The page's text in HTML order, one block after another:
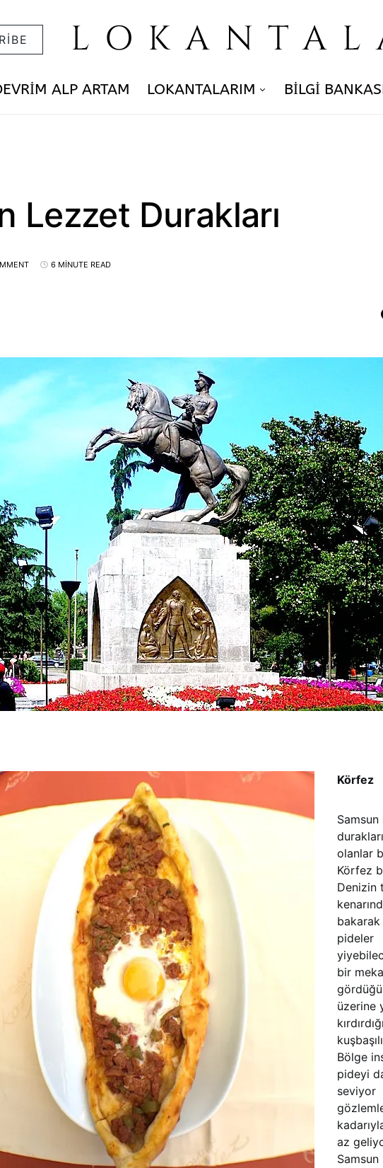
ALP ARTAM LOKANTALARIM BILGI
Lezzet Durakları
6 MINUTE READ
Körfez
olanlar
Körfez
Denizin
pideler
bir
üzerine
Bölge
pideyi
seviyor
az